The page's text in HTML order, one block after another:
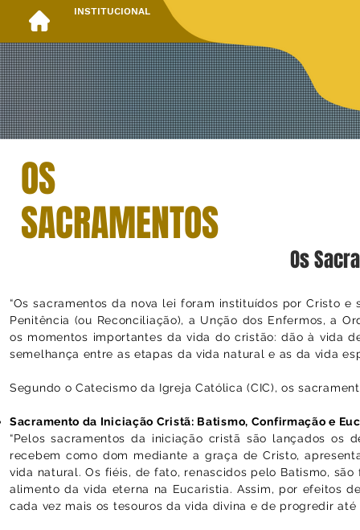
INSTITUCIONAL
OS
SACRAMENTOS
Os
“Os sacramentos da nova lei foram instituídos por Cristo
Penitência (ou Reconciliação), a Unção dos Enfermos, a
os momentos importantes da vida do cristão: dão à vida
semelhança entre as etapas da vida natural e as da vida
Segundo o Catecismo da Igreja Católica (CIC), os
Sacramento da Iniciação Cristã: Batismo, Confirmação e
“Pelos sacramentos da iniciação cristã são lançados
recebem como dom mediante a graça de Cristo,
vida natural. Os fiéis, de fato, renascidos pelo Batismo,
alimento da vida eterna na Eucaristia. Assim, por efeitos
cada vez mais os tesouros da vida divina e de progredir até